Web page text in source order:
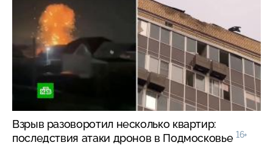
Взрыв разоворотил несколько квартир:
последствия атаки дронов в Подмосковье 16+